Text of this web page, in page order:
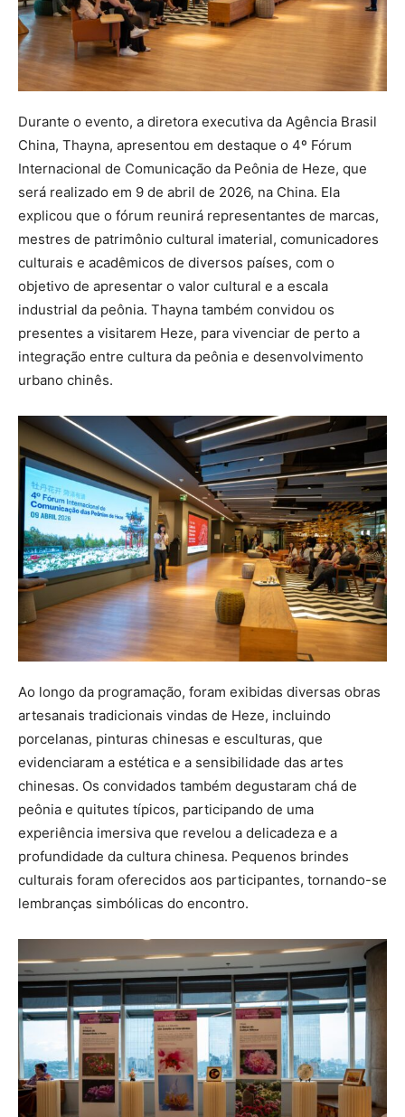
Durante o evento, a diretora executiva da Agência Brasil
China, Thayna, apresentou em destaque o 4º Fórum
Internacional de Comunicação da Peônia de Heze, que
será realizado em 9 de abril de 2026, na China. Ela
explicou que o fórum reunirá representantes de marcas,
mestres de patrimônio cultural imaterial, comunicadores
culturais e acadêmicos de diversos países, com o
objetivo de apresentar o valor cultural e a escala
industrial da peônia. Thayna também convidou os
presentes a visitarem Heze, para vivenciar de perto a
integração entre cultura da peônia e desenvolvimento
urbano chinês.
Ao longo da programação, foram exibidas diversas obras
artesanais tradicionais vindas de Heze, incluindo
porcelanas, pinturas chinesas e esculturas, que
evidenciaram a estética e a sensibilidade das artes
chinesas. Os convidados também degustaram chá de
peônia e quitutes típicos, participando de uma
experiência imersiva que revelou a delicadeza e a
profundidade da cultura chinesa. Pequenos brindes
culturais foram oferecidos aos participantes, tornando-se
lembranças simbólicas do encontro.